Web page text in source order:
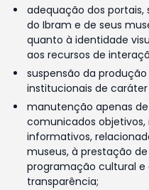
adequação dos
do Ibram e de seus
quanto à identidade
aos recursos de
suspensão da
institucionais de
manutenção apenas
comunicados
informativos,
museus, à prestação
programação cultural e
transparência;